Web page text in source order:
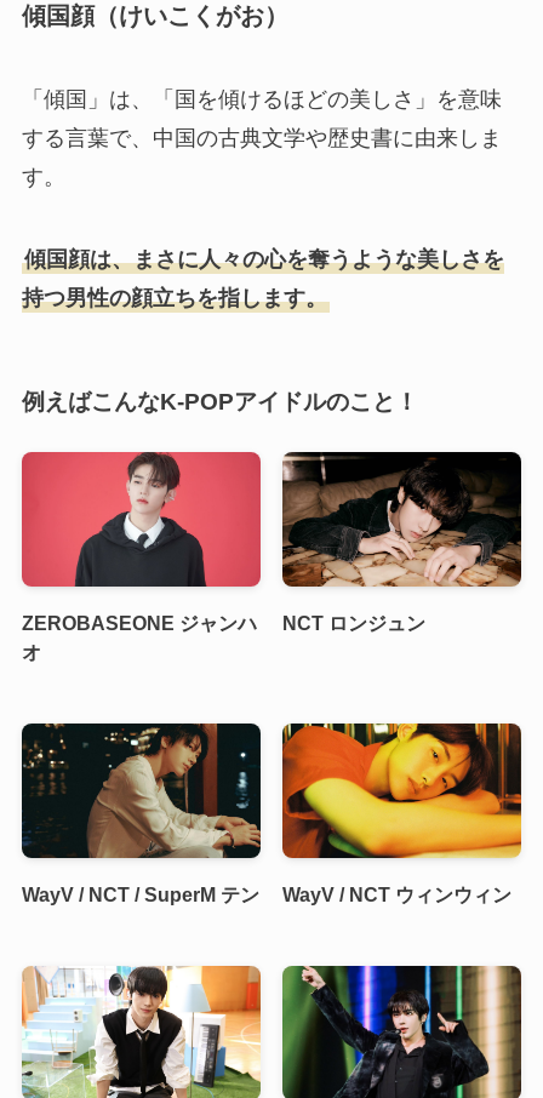
傾国顔（けいこくがお）
「傾国」は、「国を傾けるほどの美しさ」を意味
する言葉で、中国の古典文学や歴史書に由来しま
す。
傾国顔は、まさに人々の心を奪うような美しさを
持つ男性の顔立ちを指します。
例えばこんなK-POPアイドルのこと！
ZEROBASEONE ジャンハ
オ
NCT ロンジュン
WayV / NCT / SuperM テン WayV / NCT ウィンウィン